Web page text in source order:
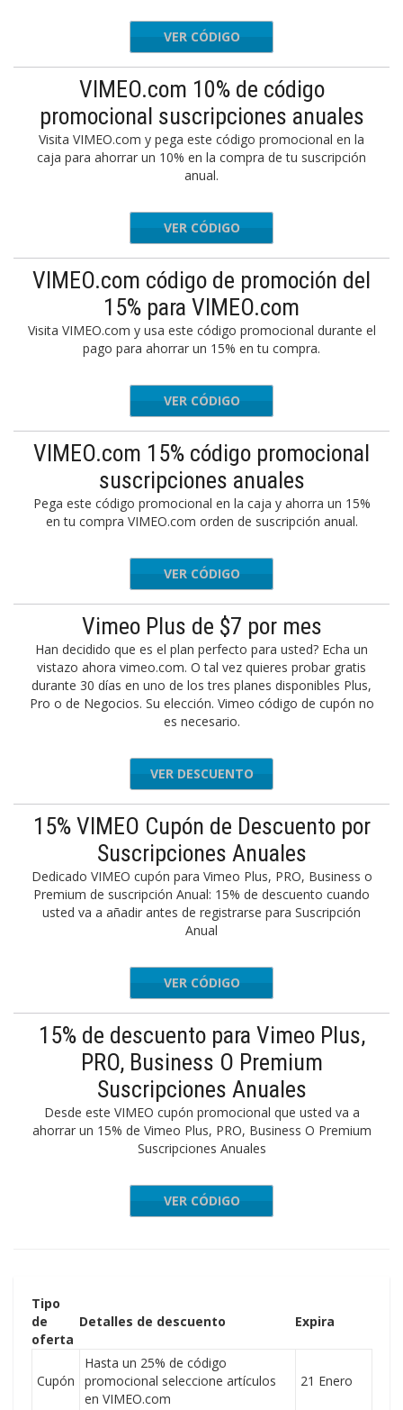
TBPQ123
VER CÓDIGO
VIMEO.com 10% de código
promocional suscripciones anuales
Visita VIMEO.com y pega este código promocional en la
caja para ahorrar un 10% en la compra de tu suscripción
anual.
TBPQ122
VER CÓDIGO
VIMEO.com código de promoción del
15% para VIMEO.com
Visita VIMEO.com y usa este código promocional durante el
pago para ahorrar un 15% en tu compra.
U15Q122
VER CÓDIGO
VIMEO.com 15% código promocional
suscripciones anuales
Pega este código promocional en la caja y ahorra un 15%
en tu compra VIMEO.com orden de suscripción anual.
AVUQ122
VER CÓDIGO
Vimeo Plus de $7 por mes
Han decidido que es el plan perfecto para usted? Echa un
vistazo ahora vimeo.com. O tal vez quieres probar gratis
durante 30 días en uno de los tres planes disponibles Plus,
Pro o de Negocios. Su elección. Vimeo código de cupón no
es necesario.
VER DESCUENTO
15% VIMEO Cupón de Descuento por
Suscripciones Anuales
Dedicado VIMEO cupón para Vimeo Plus, PRO, Business o
Premium de suscripción Anual: 15% de descuento cuando
usted va a añadir antes de registrarse para Suscripción
Anual
20MDLIN
VER CÓDIGO
15% de descuento para Vimeo Plus,
PRO, Business O Premium
Suscripciones Anuales
Desde este VIMEO cupón promocional que usted va a
ahorrar un 15% de Vimeo Plus, PRO, Business O Premium
Suscripciones Anuales
WS20RMN
VER CÓDIGO
Tipo
de
oferta
Detalles de descuento Expira
Cupón
Hasta un 25% de código
promocional seleccione artículos
en VIMEO.com
21 Enero